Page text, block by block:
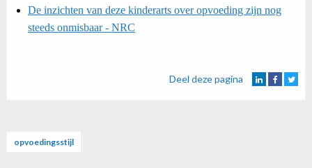
De inzichten van deze kinderarts over opvoeding zijn nog
steeds onmisbaar - NRC
Deel deze pagina
opvoedingsstijl